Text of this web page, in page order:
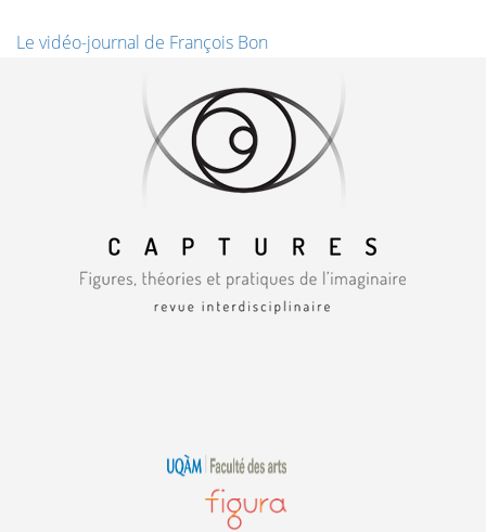
Le vidéo-journal de François Bon